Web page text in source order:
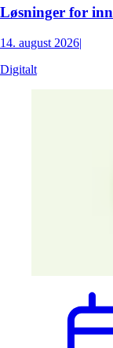
Løsninger for
14. august 2026|
Digitalt